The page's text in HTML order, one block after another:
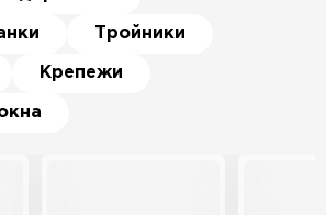
Тройники
Крепежи